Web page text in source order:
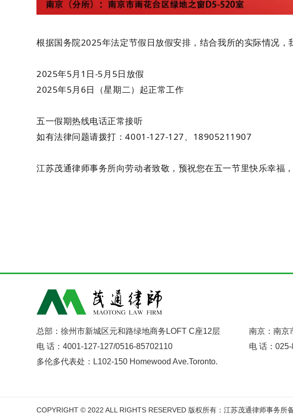
根据国务院2025年法定节假日放假安排，结合我所的实际情况，
2025年5月1日-5月5日放假
2025年5月6日（星期二）起正常工作
五一假期热线电话正常接听
如有法律问题请拨打：4001-127-127、 18905211907
江苏茂通律师事务所向劳动者致敬，预祝您在五一节里快乐幸福
总部：徐州市新城区元和路绿地商务LOFT C座12层
南京：南京
电 话：4001-127-127/0516-85702110
电 话：
多伦多代表处：L102-150 Homewood Ave.Toronto.
COPYRIGHT © 2022 ALL RIGHTS RESERVED 版权所有：江苏茂通律师事务所